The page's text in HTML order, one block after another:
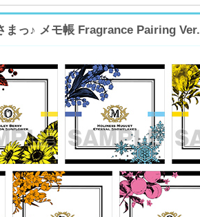
まっ♪ メモ帳 Fragrance Pairing Ver.